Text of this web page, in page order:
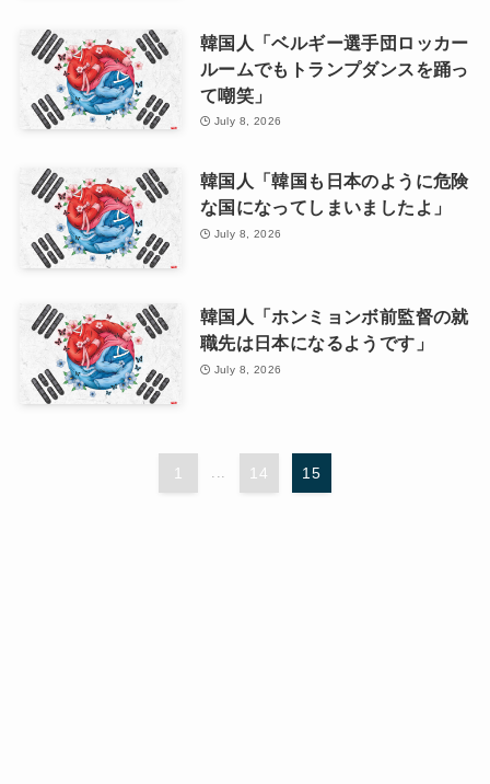
韓国人「ベルギー選手団ロッカー
ルームでもトランプダンスを踊っ
て嘲笑」
July 8, 2026
韓国人「韓国も日本のように危険
な国になってしまいましたよ」
July 8, 2026
韓国人「ホンミョンボ前監督の就
職先は日本になるようです」
July 8, 2026
1 ... 14 15